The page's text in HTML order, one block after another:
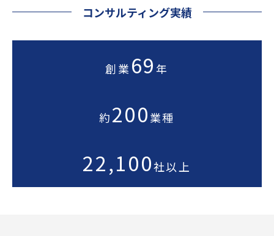
コンサルティング実績
創業 69年
約200業種
22,100社以上